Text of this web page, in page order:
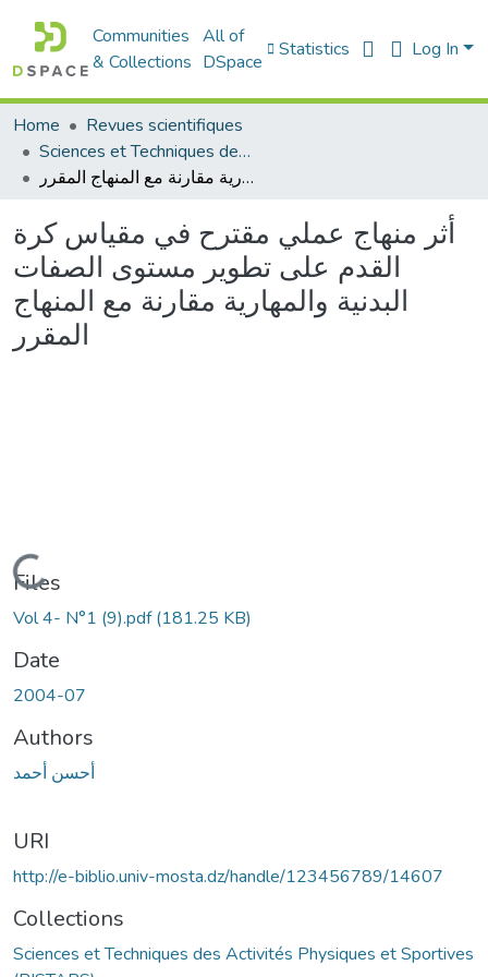
Communities
& Collections
All of
DSpace
Statistics Log In
Home
Revues scientifiques
Sciences et Techniques des Activités Physiques et Sportives (RISTAPS)
أثر منهاج عملي مقترح في مقياس كرة القدم على تطوير مستوى الصفات البدنية والمهارية مقارنة مع المنهاج المقرر
أثر منهاج عملي مقترح في مقياس كرة
القدم على تطوير مستوى الصفات
البدنية والمهارية مقارنة مع المنهاج
المقرر
Loading...
Files
Vol 4- N°1 (9).pdf(181.25 KB)
Date
2004-07
Authors
أحسن أحمد
URI
http://e-biblio.univ-mosta.dz/handle/123456789/14607
Collections
Sciences et Techniques des Activités Physiques et Sportives